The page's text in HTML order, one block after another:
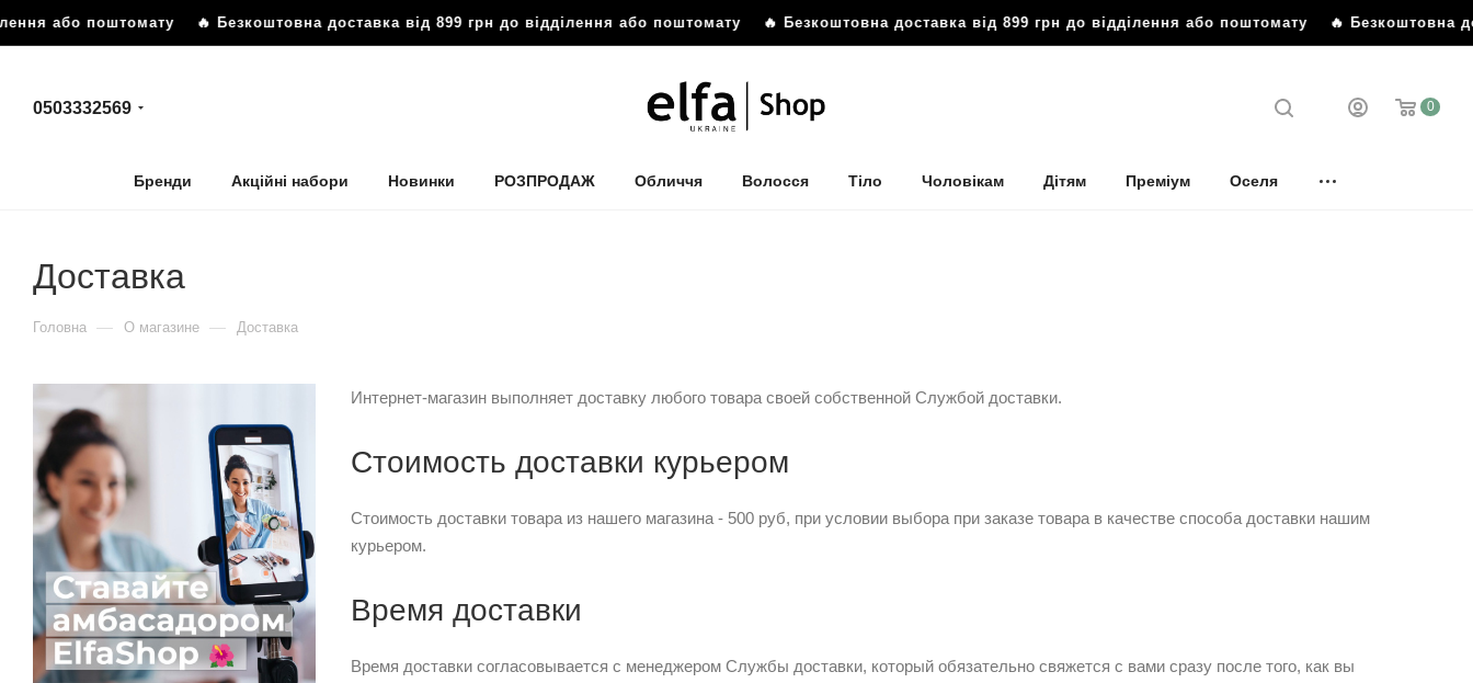
або поштомату🔥 Безкоштовна доставка від 899 грн до відділення або поштомату🔥 Безкоштовна доставка від 899 грн до відділення або поштомату🔥 Безкоштовна
0503332569 0
Бренди Акційні набори Новинки РОЗПРОДАЖ Обличчя Волосся Тіло Чоловікам Дітям Преміум Оселя
Доставка
Головна — О магазине — Доставка
Интернет-магазин выполняет доставку любого товара своей собственной Службой доставки.
Стоимость доставки курьером
Стоимость доставки товара из нашего магазина - 500 руб, при условии выбора при заказе товара в качестве способа доставки нашим
курьером.
Время доставки
Время доставки согласовывается с менеджером Службы доставки, который обязательно свяжется с вами сразу после того, как вы